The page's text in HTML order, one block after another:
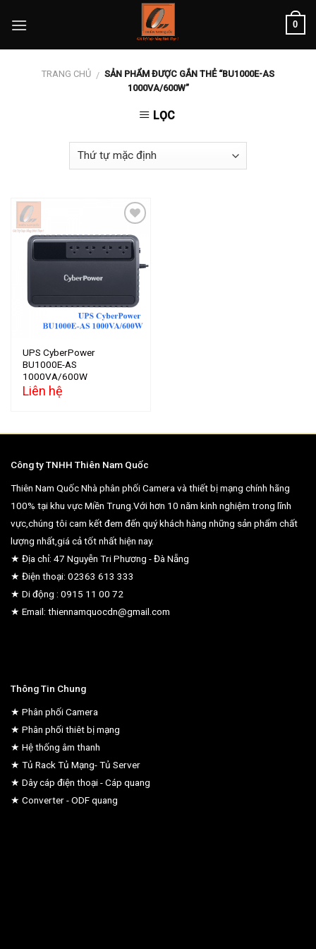
0
TRANG CHỦ / SẢN PHẨM ĐƯỢC GẮN THẺ “BU1000E-AS
1000VA/600W”
LỌC
Add to
wishlist
UPS CyberPower
BU1000E-AS
1000VA/600W
Liên hệ
Công ty TNHH Thiên Nam Quốc
Thiên Nam Quốc Nhà phân phối Camera và thiết bị mạng chính hãng
100% tại khu vực Miền Trung.Với hơn 10 năm kinh nghiệm trong lĩnh
vực,chúng tôi cam kết đem đến quý khách hàng những sản phẩm chất
lượng nhất,giá cả tốt nhất hiện nay.
★ Địa chỉ: 47 Nguyễn Tri Phương - Đà Nẵng
★ Điện thoại: 02363 613 333
★ Di động : 0915 11 00 72
★ Email: thiennamquocdn@gmail.com
Thông Tin Chung
★ Phân phối Camera
★ Phân phối thiêt bị mạng
★ Hệ thống âm thanh
★ Tủ Rack Tủ Mạng- Tủ Server
★ Dây cáp điện thoại - Cáp quang
★ Converter - ODF quang